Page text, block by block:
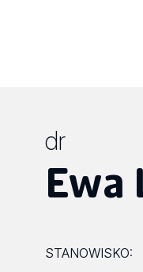
dr
Ewa
STANOWISKO: